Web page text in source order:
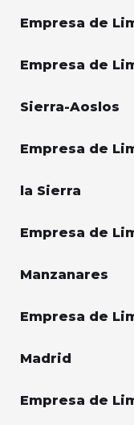
Empresa de
Empresa de
Sierra-Aoslos
Empresa de
la Sierra
Empresa de
Manzanares
Empresa de
Madrid
Empresa de